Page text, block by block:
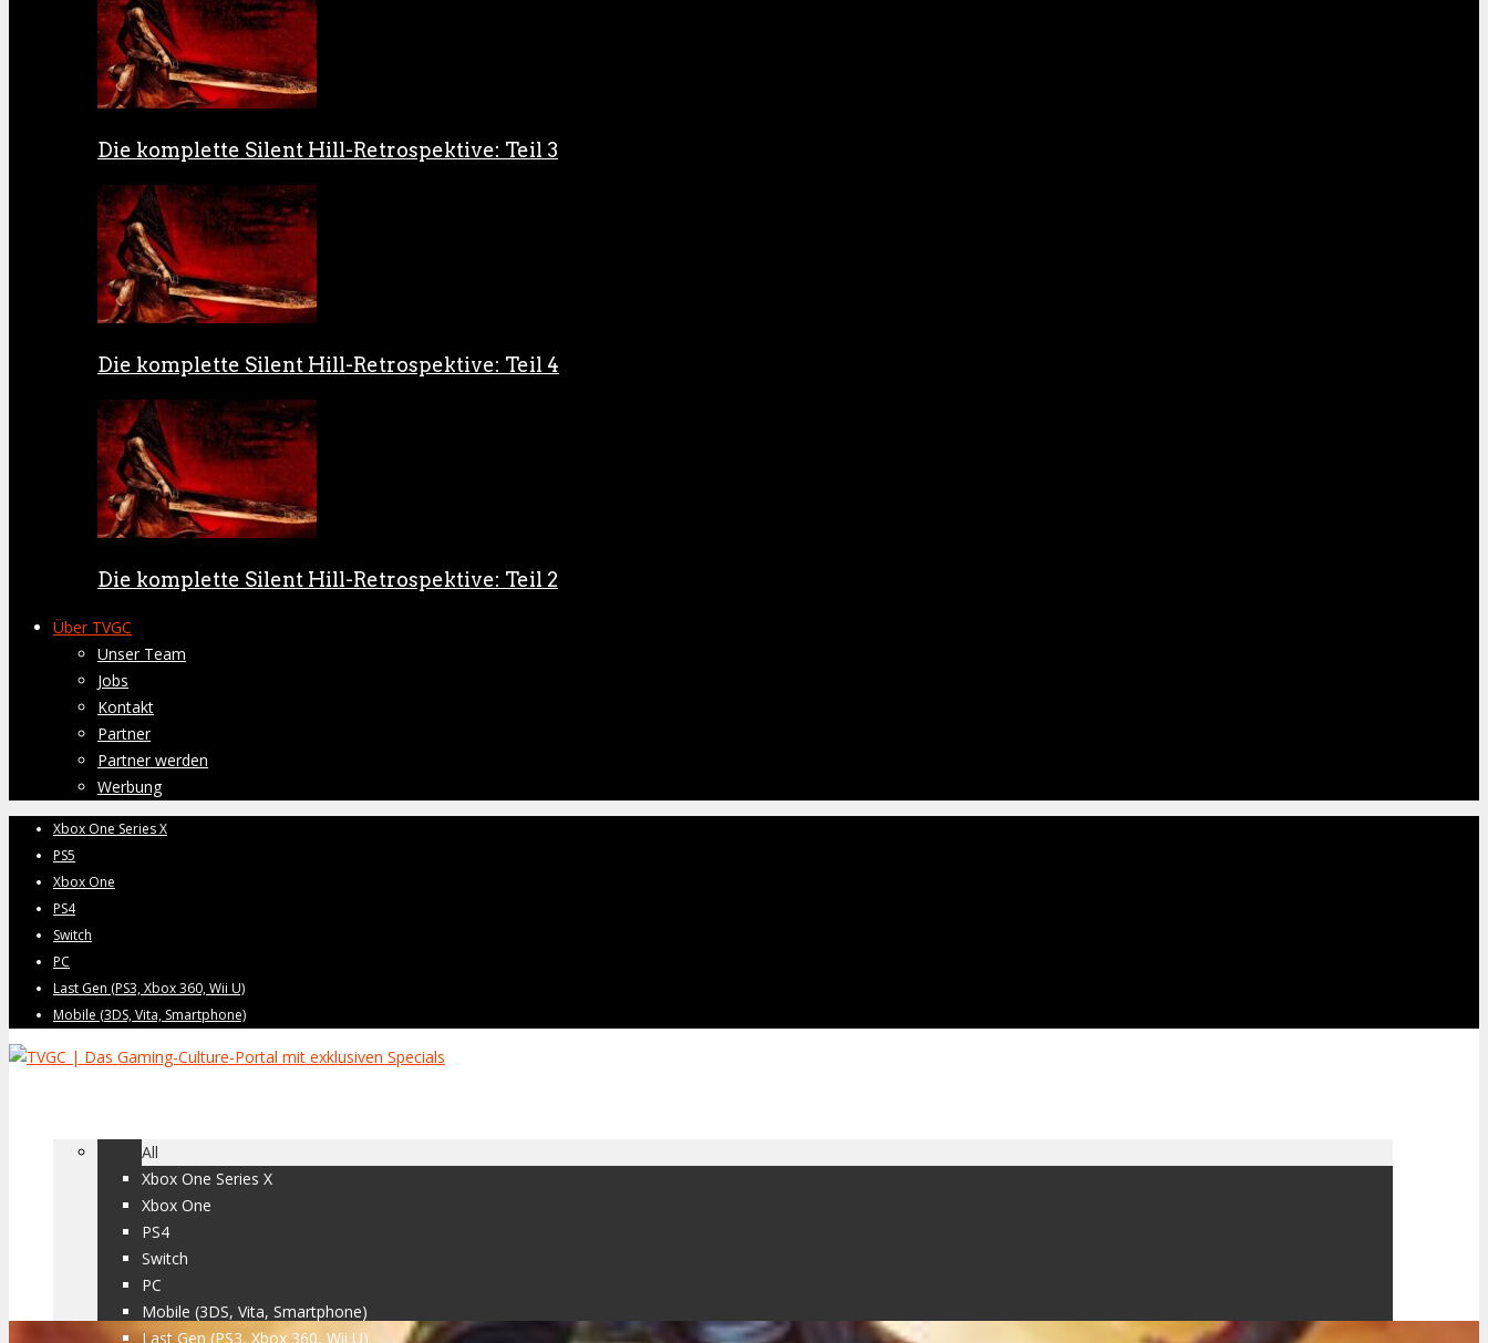
Die komplette Silent Hill-Retrospektive: Teil 3
Die komplette Silent Hill-Retrospektive: Teil 4
Die komplette Silent Hill-Retrospektive: Teil 2
Über TVGC
Unser Team
Jobs
Kontakt
Partner
Partner werden
Werbung
Xbox One Series X
PS5
Xbox One
PS4
Switch
PC
Last Gen (PS3, Xbox 360, Wii U)
Mobile (3DS, Vita, Smartphone)
All
Xbox One Series X
Xbox One
PS4
Switch
PC
Mobile (3DS, Vita, Smartphone)
Last Gen (PS3, Xbox 360, Wii U)